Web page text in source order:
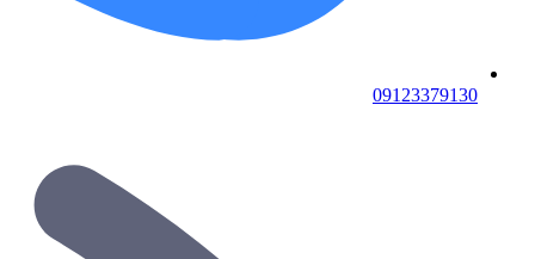
09123379130